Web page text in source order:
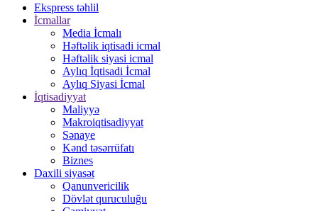
Ekspress təhlil
İcmallar
Media İcmalı
Həftəlik iqtisadi icmal
Həftəlik siyasi icmal
Aylıq İqtisadi İcmal
Aylıq Siyasi İcmal
İqtisadiyyat
Maliyyə
Makroiqtisadiyyat
Sənaye
Kənd təsərrüfatı
Biznes
Daxili siyasət
Qanunvericilik
Dövlət quruculuğu